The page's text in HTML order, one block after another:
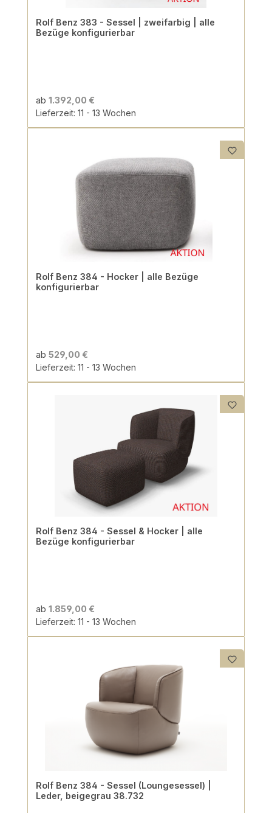
Rolf Benz 383 - Sessel | zweifarbig | alle
Bezüge konfigurierbar
ab 1.392,00 €
Lieferzeit: 11 - 13 Wochen
Rolf Benz 384 - Hocker | alle Bezüge
konfigurierbar
ab 529,00 €
Lieferzeit: 11 - 13 Wochen
Rolf Benz 384 - Sessel & Hocker | alle
Bezüge konfigurierbar
ab 1.859,00 €
Lieferzeit: 11 - 13 Wochen
Rolf Benz 384 - Sessel (Loungesessel) |
Leder, beigegrau 38.732